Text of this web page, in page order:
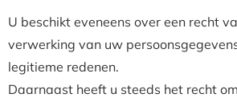
U beschikt eveneens over een recht
verwerking van uw
legitieme redenen.
Daarnaast heeft u steeds het recht